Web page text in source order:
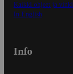
Kaikki ohjeet ja
In English
Info